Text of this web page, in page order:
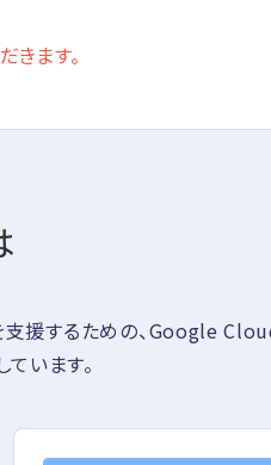
ます。
援するための、Google
います。